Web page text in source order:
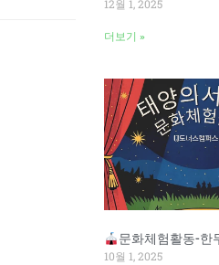
12월 1, 2025
더보기 »
문화체험활동-한무
10월 1, 2025